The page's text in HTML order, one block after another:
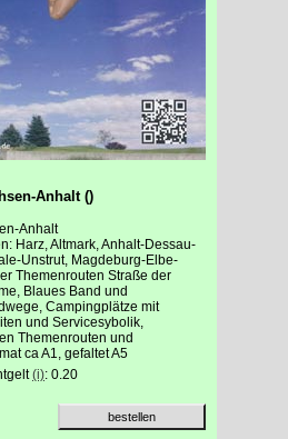
Anhalt ()
Anhalt
Harz, Altmark, Anhalt-Dessau-
Unstrut, Magdeburg-Elbe-
Themenrouten Straße der
Blaues Band und
Campingplätze mit
und Servicesybolik,
Themenrouten und
ca A1, gefaltet A5
(i): 0.20